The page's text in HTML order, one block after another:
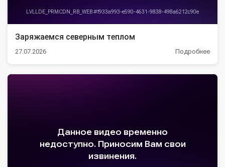
Заряжаемся северным теплом
27.07.2026 Подробнее